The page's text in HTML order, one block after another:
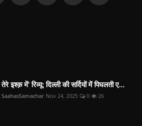
तेरे इश्क़ में’ रिव्यू: दिल्ली की सर्दियों में पिघलती ए...
SaahasSamachar Nov 24, 2025 0 26